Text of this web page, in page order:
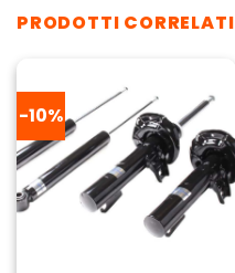
PRODOTTI CORRELATI
-10%